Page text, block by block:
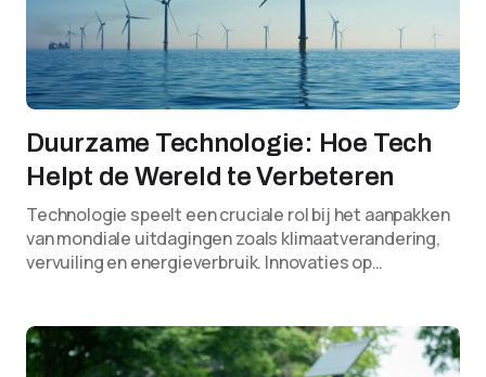
Duurzame Technologie: Hoe Tech
Helpt de Wereld te Verbeteren
Technologie speelt een cruciale rol bij het aanpakken
van mondiale uitdagingen zoals klimaatverandering,
vervuiling en energieverbruik. Innovaties op…